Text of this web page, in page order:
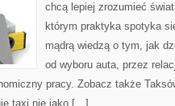
chcą lepiej zrozumieć
którym praktyka spotyka
mądrą wiedzą o tym, jak
od wyboru auta, przez
pracy. Zobacz także
taxi nie jako […]